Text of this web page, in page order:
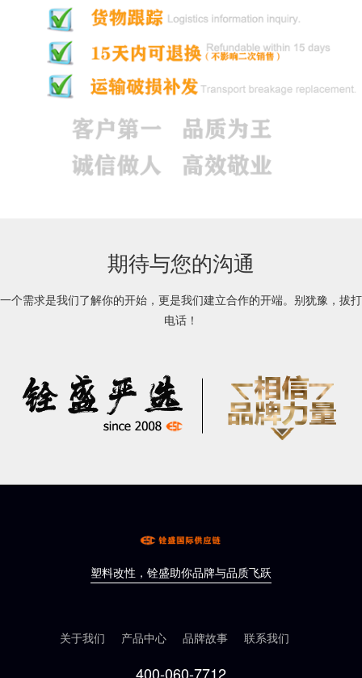
期待与您的沟通
一个需求是我们了解你的开始，更是我们建立合作的开端。别犹豫，拔打
电话！
塑料改性，铨盛助你品牌与品质飞跃
关于我们 产品中心 品牌故事 联系我们
400-060-7712